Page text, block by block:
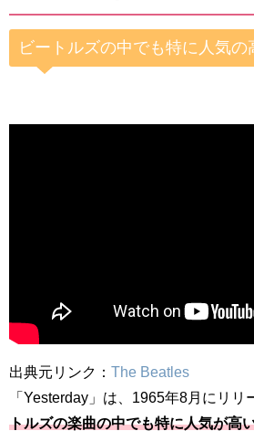
ビートルズの中でも特に人気の
出典元リンク： The Beatles
「Yesterday」は、1965年8月にリリ
トルズの楽曲の中でも特に人気が高